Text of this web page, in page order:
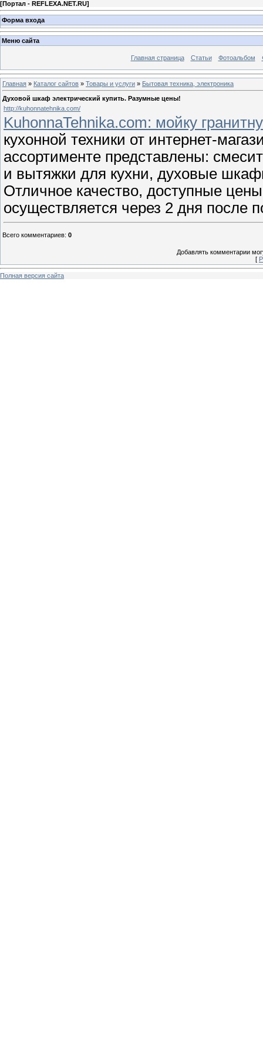
[Портал - REFLEXA.NET.RU]
Форма входа
Меню сайта
Главная страница Статьи Фотоальбом
Главная » Каталог сайтов » Товары и услуги » Бытовая техника, электроника
Духовой шкаф электрический купить. Разумные цены!
http://kuhonnatehnika.com/
KuhonnaTehnika.com: мойку
кухонной техники от интернет-
ассортименте представлены:
и вытяжки для кухни, духовые
Отличное качество, доступные
осуществляется через 2 дня после
Всего комментариев: 0
Добавлять комментарии
[
Полная версия сайта